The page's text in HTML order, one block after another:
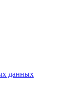
данных